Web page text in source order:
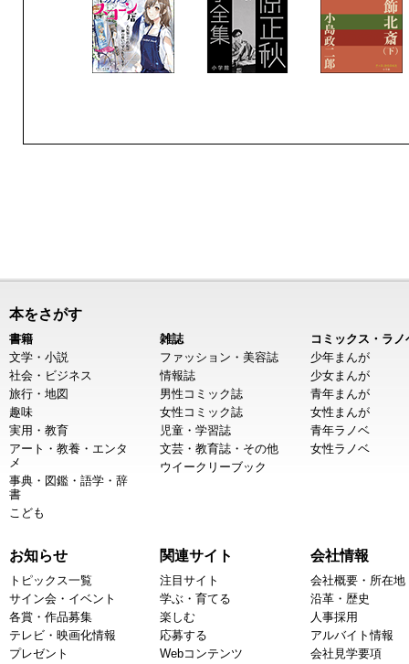
本をさがす
書籍
文学・小説
社会・ビジネス
旅行・地図
趣味
実用・教育
アート・教養・エンタ
メ
事典・図鑑・語学・辞
書
こども
雑誌
ファッション・美容誌
情報誌
男性コミック誌
女性コミック誌
児童・学習誌
文芸・教育誌・その他
ウイークリーブック
コミックス・ラノ
少年まんが
少女まんが
青年まんが
女性まんが
青年ラノベ
女性ラノベ
お知らせ
トピックス一覧
サイン会・イベント
各賞・作品募集
テレビ・映画化情報
プレゼント
関連サイト
注目サイト
学ぶ・育てる
楽しむ
応募する
Webコンテンツ
会社情報
会社概要・所在地
沿革・歴史
人事採用
アルバイト情報
会社見学要項